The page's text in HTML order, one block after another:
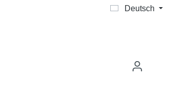
Deutsch